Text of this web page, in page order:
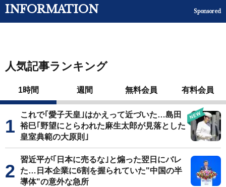
INFORMATION Sponsored
人気記事ランキング
1時間 週間 無料会員 有料会員
これで｢愛子天皇｣はかえって近づいた…島田
裕巳｢野望にとらわれた麻生太郎が見落とした
皇室典範の大原則｣
習近平が｢日本に売るな｣と煽った翌日にバレ
た…日本企業に6割を握られていた"中国の半
導体"の意外な急所